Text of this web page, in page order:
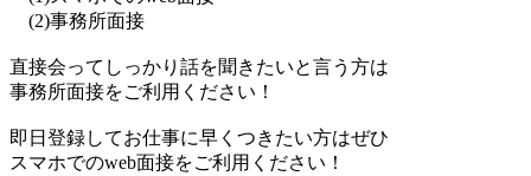
(2)事務所面接
直接会ってしっかり話を聞きたいと言う方は
事務所面接をご利用ください！
即日登録してお仕事に早くつきたい方はぜひ
スマホでのweb面接をご利用ください！